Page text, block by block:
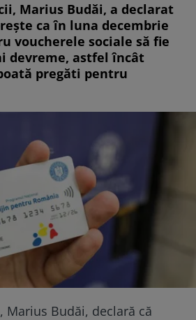
Marius Budăi, a declarat
ca în luna decembrie
voucherele sociale să fie
devreme, astfel încât
pregăti pentru
Budăi, declară că